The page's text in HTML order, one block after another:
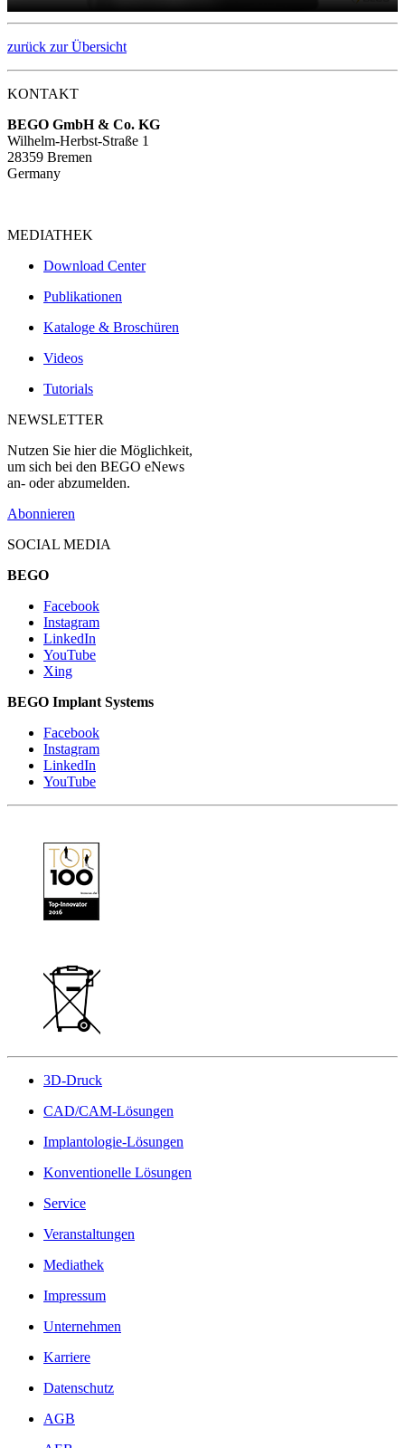
zurück zur Übersicht
KONTAKT
BEGO GmbH & Co. KG
Wilhelm-Herbst-Straße 1
28359 Bremen
Germany
MEDIATHEK
Download Center
Publikationen
Kataloge & Broschüren
Videos
Tutorials
NEWSLETTER
Nutzen Sie hier die Möglichkeit,
um sich bei den BEGO eNews
an- oder abzumelden.
Abonnieren
SOCIAL MEDIA
BEGO
Facebook
Instagram
LinkedIn
YouTube
Xing
BEGO Implant Systems
Facebook
Instagram
LinkedIn
YouTube
3D-Druck
CAD/CAM-Lösungen
Implantologie-Lösungen
Konventionelle Lösungen
Service
Veranstaltungen
Mediathek
Impressum
Unternehmen
Karriere
Datenschutz
AGB